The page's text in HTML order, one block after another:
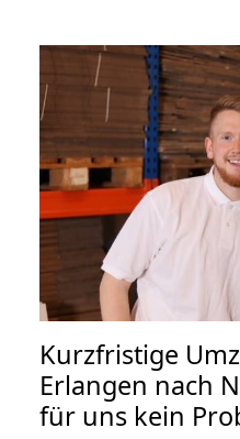
Kurzfristige
Erlangen nach
für uns kein